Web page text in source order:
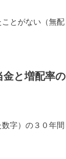
とがない（無配
金と増配率の
字）の３０年間